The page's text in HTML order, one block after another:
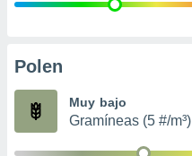
e
publicidad
Polen
Muy bajo
Gramíneas (5 #/m³)